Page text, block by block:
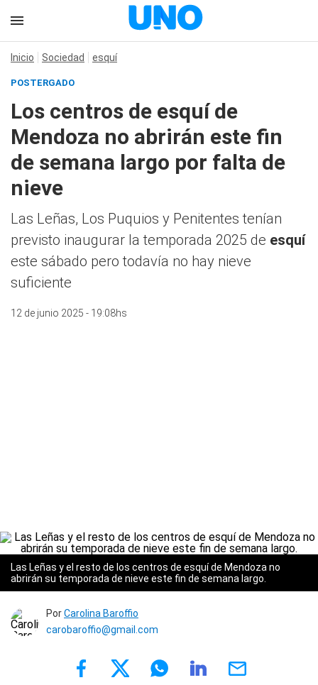
Inicio Sociedad esquí
POSTERGADO
Los centros de esquí de
Mendoza no abrirán este fin
de semana largo por falta de
nieve
Las Leñas, Los Puquios y Penitentes tenían
previsto inaugurar la temporada 2025 de esquí
este sábado pero todavía no hay nieve
suficiente
12 de junio 2025 - 19:08hs
Las Leñas y el resto de los centros de esquí de Mendoza no
abrirán su temporada de nieve este fin de semana largo.
PorCarolina Baroffio
carobaroffio@gmail.com